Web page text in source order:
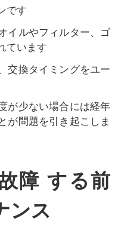
です
イルやフィルター、ゴ
ています
交換タイミングをユー
が少ない場合には経年
が問題を引き起こしま
障 する前
ンス